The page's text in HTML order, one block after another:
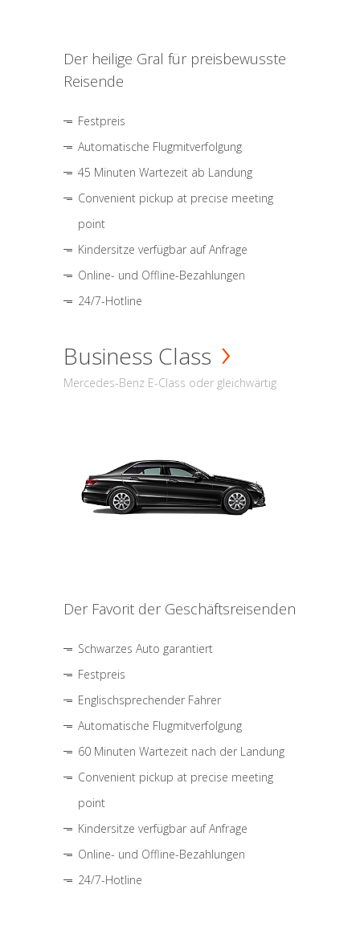
Der heilige Gral für preisbewusste
Reisende
Festpreis
Automatische Flugmitverfolgung
45 Minuten Wartezeit ab Landung
Convenient pickup at precise meeting
point
Kindersitze verfügbar auf Anfrage
Online- und Offline-Bezahlungen
24/7-Hotline
Business Class
Mercedes-Benz E-Class oder gleichwärtig
Der Favorit der Geschäftsreisenden
Schwarzes Auto garantiert
Festpreis
Englischsprechender Fahrer
Automatische Flugmitverfolgung
60 Minuten Wartezeit nach der Landung
Convenient pickup at precise meeting
point
Kindersitze verfügbar auf Anfrage
Online- und Offline-Bezahlungen
24/7-Hotline